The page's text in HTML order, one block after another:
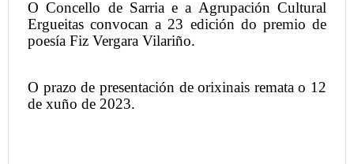
O Concello de Sarria e a Agrupación Cultural
Ergueitas convocan a 23 edición do premio de
poesía Fiz Vergara Vilariño.
O prazo de presentación de orixinais remata o 12
de xuño de 2023.